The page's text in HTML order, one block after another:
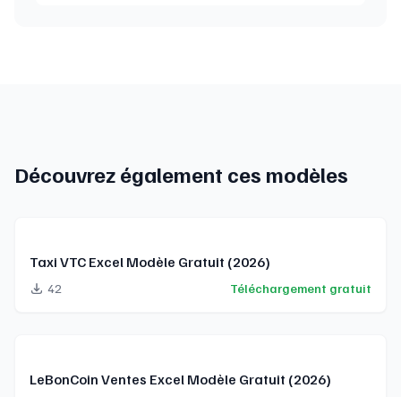
Découvrez également ces modèles
Taxi VTC Excel Modèle Gratuit (2026)
42 Téléchargement gratuit
LeBonCoin Ventes Excel Modèle Gratuit (2026)